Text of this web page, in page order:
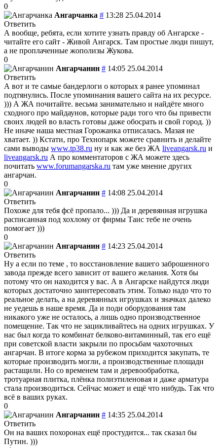
0
Ангарчанка # 13:28 25.04.2014
Ответить
А вообще, ребята, если хотите узнать правду об Ангарске -
читайте его сайт - Живой Ангарск. Там простые люди пишут,
а не проплаченные жополизы Жукова.
0
Ангарчанин # 14:05 25.04.2014
Ответить
А вот и те самые бандерлоги о которых я ранее упоминал
подтянулись. После упоминания вашего сайта на их ресурсе.
))) А ЖА почитайте. весьма занимательно и найдёте много
сходного про майдаунов, которые ради того что бы привести
своих людей во власть готовы даже обосрать и свой город. ))
Не иначе наша местная Горожанка отписалась. Мазая не
хватает. )) Кстати, про Технопарк можете сравнить и делайте
сами выводы www.tp38.ru ну и как же без ЖА liveangarsk.ru и
liveangarsk.ru А про комментаторов с ЖА можете здесь
почитать www.forumangarska.ru там уже мнение других
ангарчан.
0
Ангарчанин # 14:08 25.04.2014
Ответить
Похоже для тебя фсё пропало... ))) Да и деревянная игрушка
расписанная под хохлому от фирмы Таис тебе не очень
помогает )))
0
Ангарчанин # 14:23 25.04.2014
Ответить
Ну а если по теме , то восстановление вашего заброшенного
завода прежде всего зависит от вашего желания. Хотя бы
потому что он находится у вас. А в Ангарске найдутся люди
которых достаточно заинтересовать этим. Только надо что то
реальное делать, а на деревянных игрушках и значках далеко
не уедешь в наше время. Да и поди оборудования там
никакого уже не осталось, а лишь одно производственное
помещение. Так что не зацикливайтесь на одних игрушках. У
нас был когда то комбинат белково-витаминный, так его ещё
при советской власти закрыли по просьбам чахоточных
ангарчан. В итоге корма за рубежом приходится закупать, те
которые производить могли, а производственные площади
растащили. Но со временем там и деревообработка,
тротуарная плитка, плёнка полиэтиленовая и даже арматура
стала производиться. Сейчас может и ещё что нибудь. Так что
всё в ваших руках.
0
Ангарчанин # 14:35 25.04.2014
Ответить
Он на ваших похоронах ещё простудится... так сказал бы
Путин. )))